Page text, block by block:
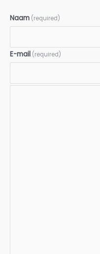
Naam (required)
E-mail (required)